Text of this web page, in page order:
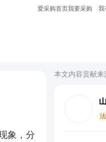
爱采购首页我要采购 我
象，分
本文内容贡献来